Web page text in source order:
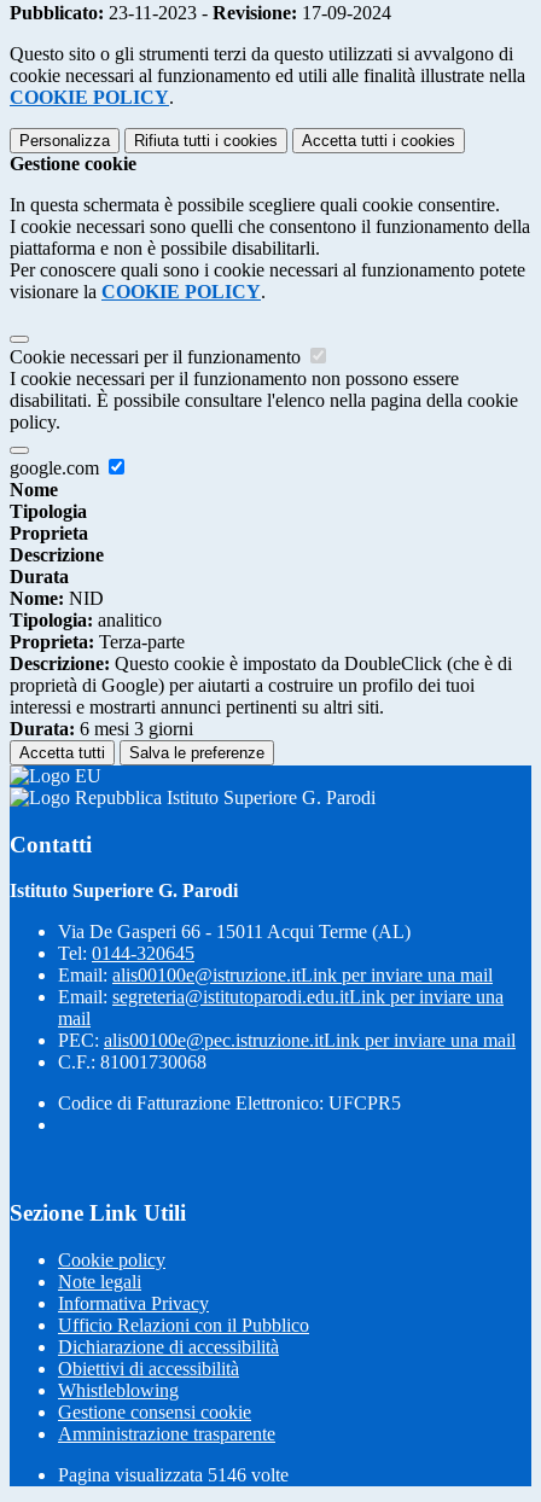
Pubblicato: 23-11-2023 - Revisione: 17-09-2024
Questo sito o gli strumenti terzi da questo utilizzati si avvalgono di
cookie necessari al funzionamento ed utili alle finalità illustrate nella
COOKIE POLICY.
Personalizza Rifiuta tutti i cookies Accetta tutti i cookies
Gestione cookie
In questa schermata è possibile scegliere quali cookie consentire.
I cookie necessari sono quelli che consentono il funzionamento della
piattaforma e non è possibile disabilitarli.
Per conoscere quali sono i cookie necessari al funzionamento potete
visionare la COOKIE POLICY.
Cookie necessari per il funzionamento
I cookie necessari per il funzionamento non possono essere
disabilitati. È possibile consultare l'elenco nella pagina della cookie
policy.
google.com
Nome
Tipologia
Proprieta
Descrizione
Durata
Nome: NID
Tipologia: analitico
Proprieta: Terza-parte
Descrizione: Questo cookie è impostato da DoubleClick (che è di
proprietà di Google) per aiutarti a costruire un profilo dei tuoi
interessi e mostrarti annunci pertinenti su altri siti.
Durata: 6 mesi 3 giorni
Accetta tutti Salva le preferenze
Istituto Superiore G. Parodi
Contatti
Istituto Superiore G. Parodi
Via De Gasperi 66 - 15011 Acqui Terme (AL)
Tel: 0144-320645
Email: alis00100e@istruzione.itLink per inviare una mail
Email: segreteria@istitutoparodi.edu.itLink per inviare una
mail
PEC: alis00100e@pec.istruzione.itLink per inviare una mail
C.F.: 81001730068
Codice di Fatturazione Elettronico: UFCPR5
Sezione Link Utili
Cookie policy
Note legali
Informativa Privacy
Ufficio Relazioni con il Pubblico
Dichiarazione di accessibilità
Obiettivi di accessibilità
Whistleblowing
Gestione consensi cookie
Amministrazione trasparente
Pagina visualizzata 5146 volte